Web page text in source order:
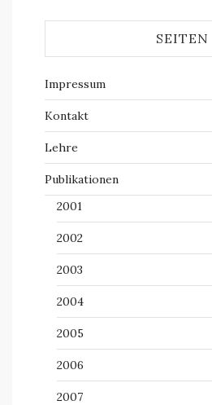
SEITEN
Impressum
Kontakt
Lehre
Publikationen
2001
2002
2003
2004
2005
2006
2007